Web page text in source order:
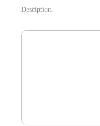
Desciption